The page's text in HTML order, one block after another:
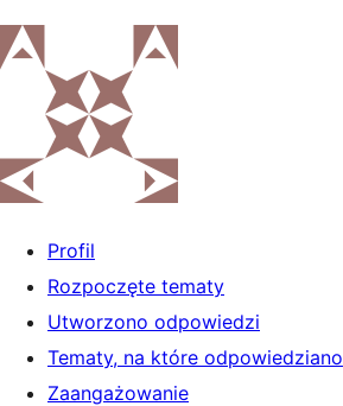
treści
Profil
Rozpoczęte tematy
Utworzono odpowiedzi
Tematy, na które odpowiedziano
Zaangażowanie